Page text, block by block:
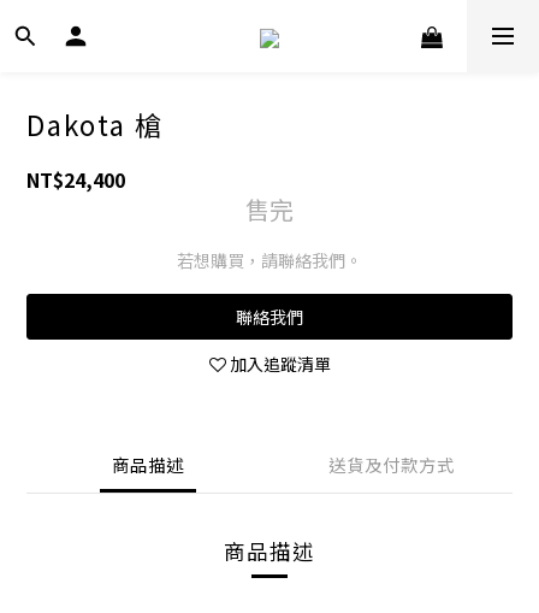
Dakota 槍
NT$24,400
售完
若想購買，請聯絡我們。
聯絡我們
加入追蹤清單
商品描述 送貨及付款方式
商品描述